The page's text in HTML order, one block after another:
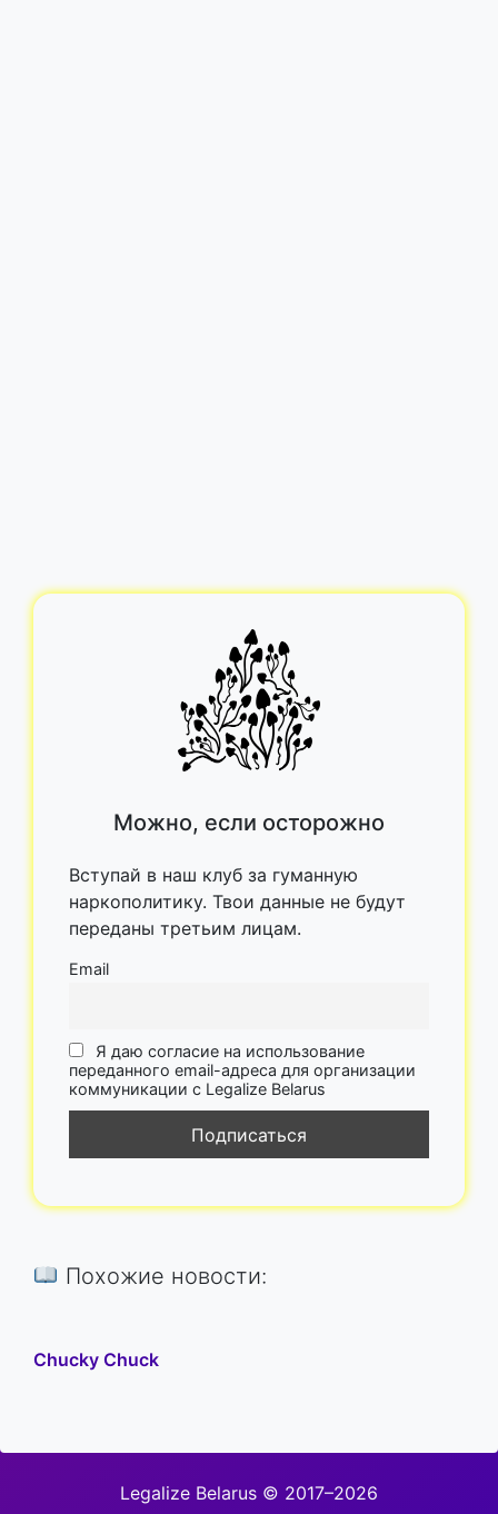
Можно, если осторожно
Вступай в наш клуб за гуманную
наркополитику. Твои данные не будут
переданы третьим лицам.
Email
Я даю согласие на использование
переданного email-адреса для организации
коммуникации с Legalize Belarus
Похожие новости:
Chucky Chuck
Legalize Belarus © 2017–2026